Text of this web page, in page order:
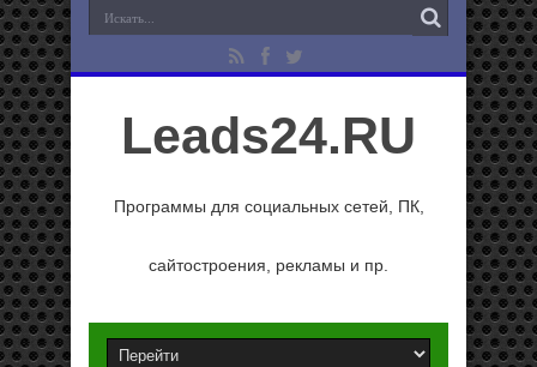
Leads24.RU
Программы для социальных сетей, ПК,
сайтостроения, рекламы и пр.